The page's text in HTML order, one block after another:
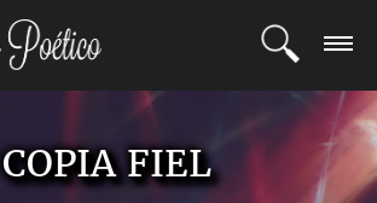
COPIA FIEL